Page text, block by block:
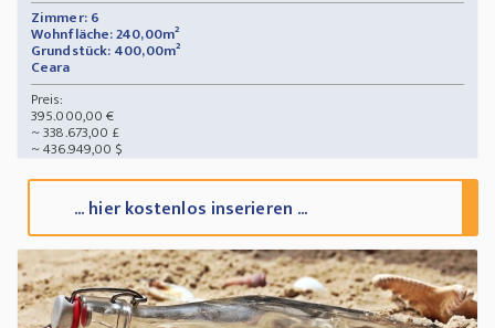
Zimmer: 6
Wohnfläche: 240,00m²
Grundstück: 400,00m²
Ceara
Preis:
395.000,00 €
~ 338.673,00 £
~ 436.949,00 $
... hier kostenlos inserieren ...